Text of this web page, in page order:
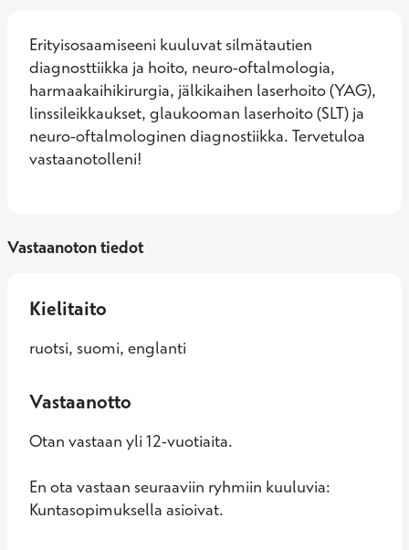
Erityisosaamiseeni kuuluvat silmätautien
diagnosttiikka ja hoito, neuro-oftalmologia,
harmaakaihikirurgia, jälkikaihen laserhoito (YAG),
linssileikkaukset, glaukooman laserhoito (SLT) ja
neuro-oftalmologinen diagnostiikka. Tervetuloa
vastaanotolleni!
Vastaanoton tiedot
Kielitaito
ruotsi, suomi, englanti
Vastaanotto
Otan vastaan yli 12-vuotiaita.
En ota vastaan seuraaviin ryhmiin kuuluvia:
Kuntasopimuksella asioivat.